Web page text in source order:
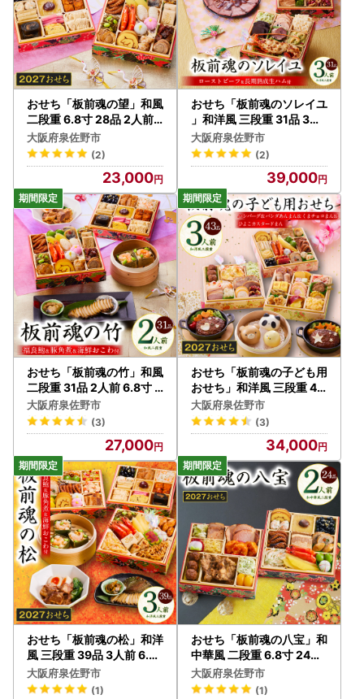
おせち「板前魂の望」和風
二段重 6.8寸 28品 2人前
【年内発送】
大阪府泉佐野市
(2)
23,000
おせち「板前魂のソレイユ
」和洋風 三段重 31品 3人
前 6.8寸 ローストビーフ＆
生ハム 付き【年内発送】
大阪府泉佐野市
(2)
39,000
おせち「板前魂の竹」和風
二段重 31品 2人前 6.8寸
鮑＆おこわ＆豚角煮 付き
【年内発送】
大阪府泉佐野市
(3)
27,000
おせち「板前魂の子ども用
おせち」和洋風 三段重 43
品 3人前 6.8寸 ハンバーグ
＆キャラクターまん3種 付
き【年内発送】
大阪府泉佐野市
(3)
34,000
おせち「板前魂の松」和洋
風 三段重 39品 3人前 6.8
寸 鮑＆おこわ＆豚角煮 付
き【年内発送】
大阪府泉佐野市
(1)
おせち「板前魂の八宝」和
中華風 二段重 6.8寸 24品
2人前【年内発送】
大阪府泉佐野市
(1)